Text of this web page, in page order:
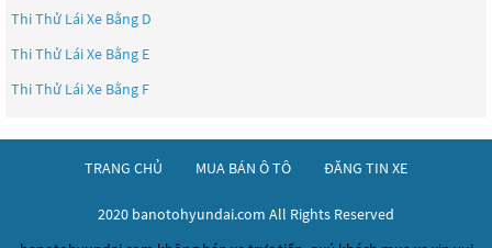
Thi Thử Lái Xe Bằng D
Thi Thử Lái Xe Bằng E
Thi Thử Lái Xe Bằng F
TRANG CHỦ MUA BÁN Ô TÔ ĐĂNG TIN XE
2020 banotohyundai.com All Rights Reserved